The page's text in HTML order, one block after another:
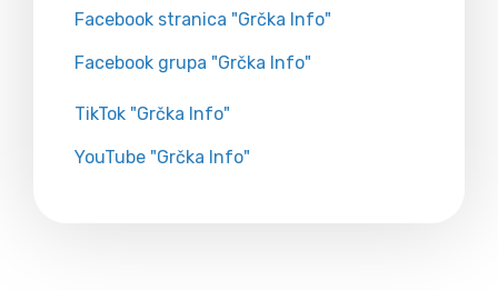
Facebook stranica "Grčka Info"
Facebook grupa "Grčka Info"
TikTok "Grčka Info"
YouTube "Grčka Info"